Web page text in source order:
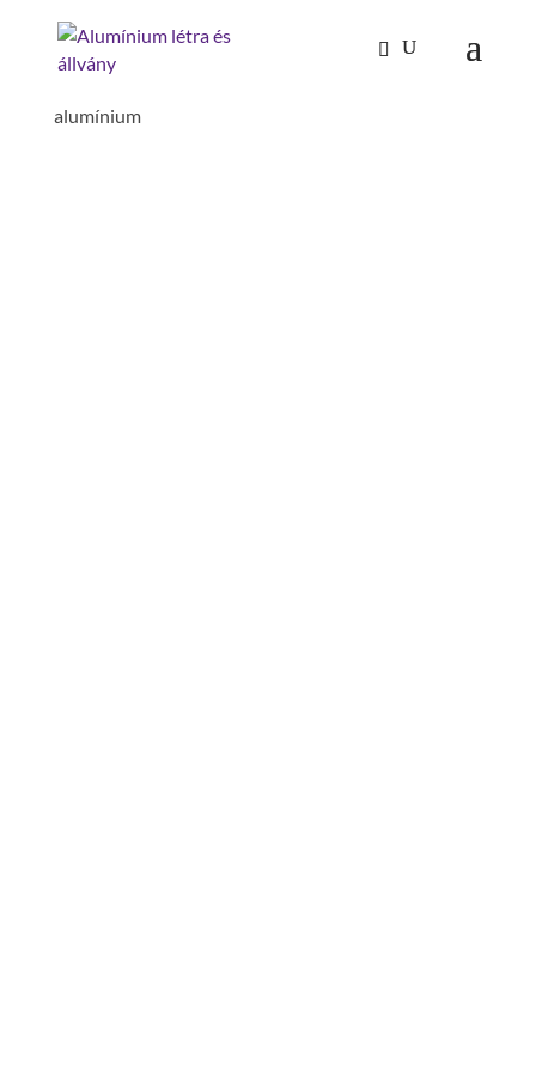
Kezdőlap/Mászástechnika Lépcsők 60°
/ Lépcső
alumínium